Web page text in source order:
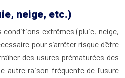
neige, etc.)
conditions extrêmes (pluie, neige,
pour s’arrêter risque d’être
des usures prématurées des
raison fréquente de l’usure